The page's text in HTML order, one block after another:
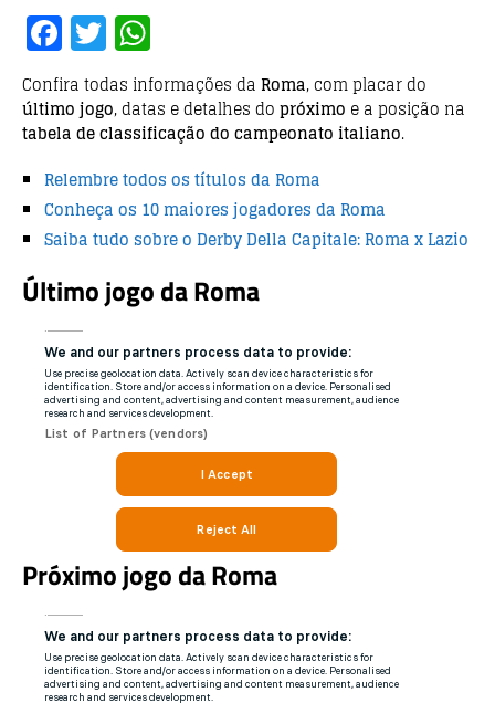
F
a
c
e
b
o
o
k
T
w
it
te
r
h
at
s
A
p
p
Confira todas informações da Roma, com placar do
último jogo, datas e detalhes do próximo e a posição na
tabela de classificação do campeonato italiano.
Relembre todos os títulos da Roma
Conheça os 10 maiores jogadores da Roma
Saiba tudo sobre o Derby Della Capitale: Roma x Lazio
Último jogo da Roma
Próximo jogo da Roma